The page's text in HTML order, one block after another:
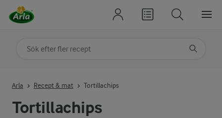
Tortillachips
Arla Recept & mat Tortillachips
Sök på kategori eller ingrediens